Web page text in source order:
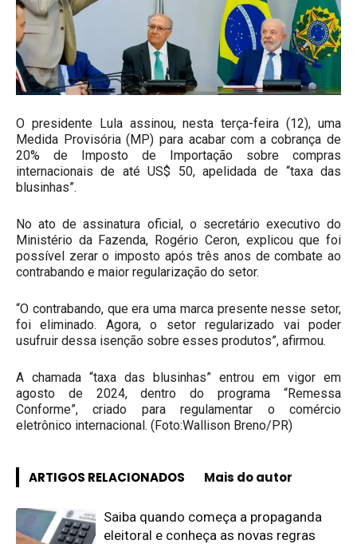
O presidente Lula assinou, nesta terça-feira (12), uma
Medida Provisória (MP) para acabar com a cobrança de
20% de Imposto de Importação sobre compras
internacionais de até US$ 50, apelidada de “taxa das
blusinhas”.
No ato de assinatura oficial, o secretário executivo do
Ministério da Fazenda, Rogério Ceron, explicou que foi
possível zerar o imposto após três anos de combate ao
contrabando e maior regularização do setor.
“O contrabando, que era uma marca presente nesse setor,
foi eliminado. Agora, o setor regularizado vai poder
usufruir dessa isenção sobre esses produtos”, afirmou.
A chamada “taxa das blusinhas” entrou em vigor em
agosto de 2024, dentro do programa “Remessa
Conforme”, criado para regulamentar o comércio
eletrônico internacional. (Foto:Wallison Breno/PR)
ARTIGOS RELACIONADOS Mais do autor
Saiba quando começa a propaganda
eleitoral e conheça as novas regras